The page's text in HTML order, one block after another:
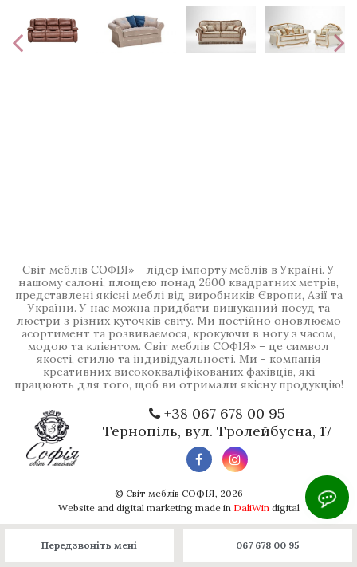
Передзвоніть мені 067 678 00 95
Світ меблів СОФІЯ» - лідер імпорту меблів в Україні. У
нашому салоні, площею понад 2600 квадратних метрів,
представлені якісні меблі від виробників Європи, Азії та
України. У нас можна придбати вишуканий посуд та
люстри з різних куточків світу. Ми постійно оновлюємо
асортимент та розвиваємося, крокуючи в ногу з часом,
модою та клієнтом. Світ меблів СОФІЯ» – це символ
якості, стилю та індивідуальності. Ми - компанія
креативних висококваліфікованих фахівців, які
працюють для того, щоб ви отримали якісну продукцію!
+38 067 678 00 95
Тернопіль, вул. Тролейбусна, 17
© Світ меблів СОФІЯ, 2026
Website and digital marketing made in DaliWindigital